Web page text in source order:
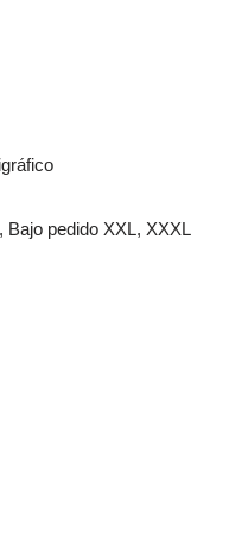
Bajo pedido XXL, XXXL